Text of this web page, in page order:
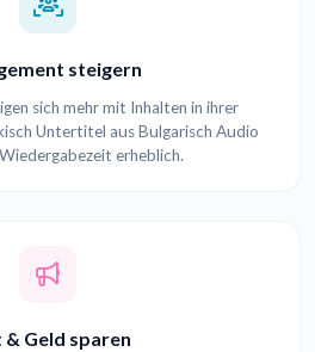
steigern
sich mehr mit Inhalten in ihrer
Untertitel aus Bulgarisch Audio
erheblich.
& Geld sparen